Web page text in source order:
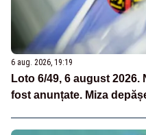
6 aug. 2026, 19:19
Loto 6/49, 6 august
fost anunțate. Miza